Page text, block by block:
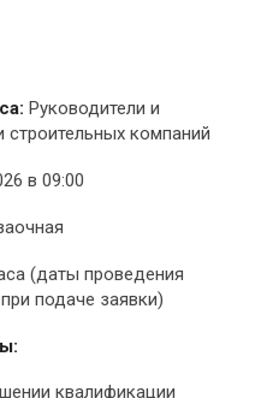
Руководители и
компаний
в 09:00
(даты проведения
подаче заявки)
квалификации